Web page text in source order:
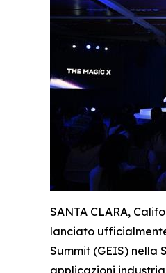
SANTA CLARA,
lanciato
Summit (GEIS) nella
applicazioni